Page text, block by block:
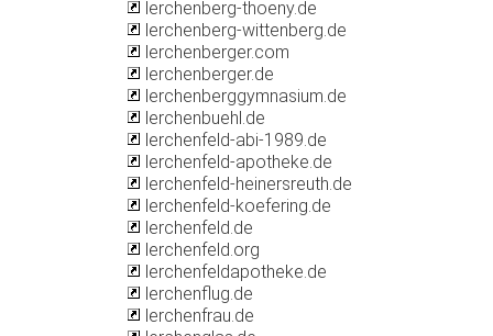
lerchenberg-thoeny.de
lerchenberg-wittenberg.de
lerchenberger.com
lerchenberger.de
lerchenberggymnasium.de
lerchenbuehl.de
lerchenfeld-abi-1989.de
lerchenfeld-apotheke.de
lerchenfeld-heinersreuth.de
lerchenfeld-koefering.de
lerchenfeld.de
lerchenfeld.org
lerchenfeldapotheke.de
lerchenflug.de
lerchenfrau.de